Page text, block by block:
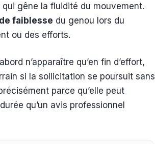
qui gêne la fluidité du mouvement.
faiblesse du genou lors du
ou des efforts.
n’apparaître qu’en fin d’effort,
si la sollicitation se poursuit sans
parce qu’elle peut
qu’un avis professionnel